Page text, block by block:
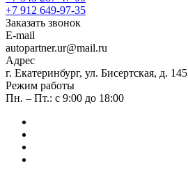
+7 912 649-97-35
Заказать звонок
E-mail
autopartner.ur@mail.ru
Адрес
г. Екатеринбург, ул. Бисертская, д. 145
Режим работы
Пн. – Пт.: с 9:00 до 18:00